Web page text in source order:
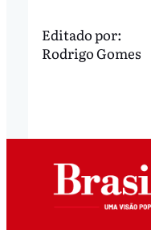
Editado por:
Rodrigo Gomes